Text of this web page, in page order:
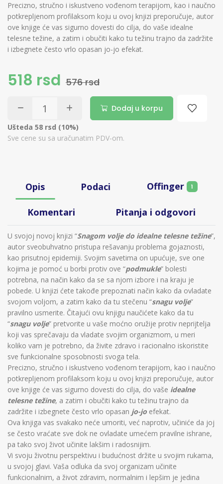
Precizno, stručno i iskustveno vođenom terapijom, kao i naučno
potkrepljenom profilaksom koju u ovoj knjizi preporučuje, autor
ove knjige će vas sigurno dovesti do cilja, do vaše idealne
telesne težine, a zatim i obučiti kako tu težinu trajno da zadržite
i izbegnete često vrlo opasan jo-jo efekat.
518 rsd 576 rsd
Dodaj u korpu
Ušteda 58 rsd (10%)
Sve cene su sa uračunatim PDV-om.
Opis Podaci Offinger 1
Komentari Pitanja i odgovori
U svojoj novoj knjizi “Snagom volje do idealne telesne težine”,
autor sveobuhvatno pristupa rešavanju problema gojaznosti,
kao prisutnoj epidemiji. Svojim savetima on upućuje, sve one
kojima je pomoć u borbi protiv ove “podmukle” bolesti
potrebna, na način kako da se sa njom izbore i na kraju je
pobede. U knjizi ćete takođe prepoznati način kako da ovladate
svojom voljom, a zatim kako da tu stečenu “snagu volje”
pravilno usmerite. Čitajući ovu knjigu naučićete kako da tu
“snagu volje” pretvorite u vaše moćno oružije protiv neprijtelja
koji vas sprečavaju da vladate svojim organizmom, u meri
koliko vam je potrebno, da živite zdravo i racionalno iskoristite
sve funkcionalne sposobnosti svoga tela.
Precizno, stručno i iskustveno vođenom terapijom, kao i naučno
potkrepljenom profilaksom koju u ovoj knjizi preporučuje, autor
ove knjige će vas sigurno dovesti do cilja, do vaše idealne
telesne težine, a zatim i obučiti kako tu težinu trajno da
zadržite i izbegnete često vrlo opasan jo-jo efekat.
Ova knjiga vas svakako neće umoriti, već naprotiv, učiniće da joj
se često vraćate sve dok ne ovladate umećem pravilne ishrane,
pa tako svoj život učinite lakšim i radosnijim.
Vi svoju životnu perspektivu i budućnost držite u svojim rukama,
u svojoj glavi. Vaša odluka da svoj organizam učinite
funkcionalnim, a život zdravim, normalnim i lepšim je jedina